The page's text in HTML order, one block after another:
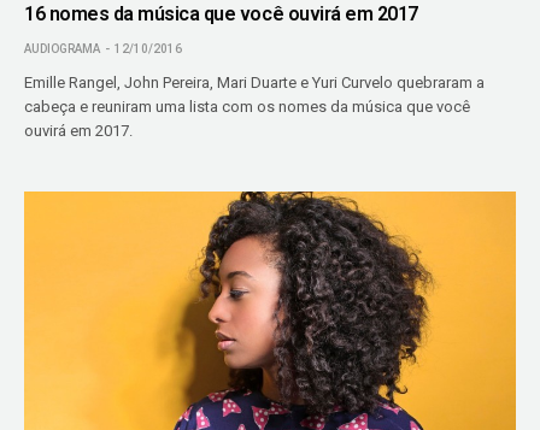
16 nomes da música que você ouvirá em 2017
AUDIOGRAMA 12/10/2016
Emille Rangel, John Pereira, Mari Duarte e Yuri Curvelo quebraram a
cabeça e reuniram uma lista com os nomes da música que você
ouvirá em 2017.